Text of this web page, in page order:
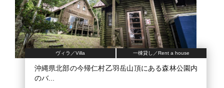
ヴィラ／Villa 一棟貸し／Rent a house
沖縄県北部の今帰仁村乙羽岳山頂にある森林公園内
のバ...